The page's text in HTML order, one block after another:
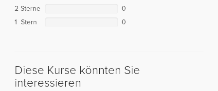
2 Sterne
0
1 Stern
0
Diese Kurse könnten Sie
interessieren